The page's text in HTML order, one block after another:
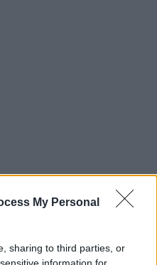
My Personal
sharing to third parties, or
information for
ΧΩΡΩΝ